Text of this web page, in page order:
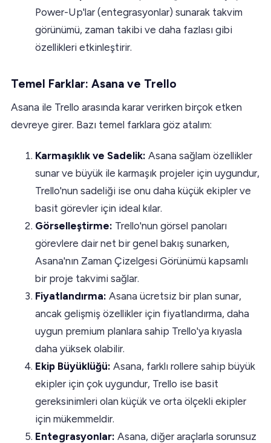
Power-Up'lar (entegrasyonlar) sunarak takvim
görünümü, zaman takibi ve daha fazlası gibi
özellikleri etkinleştirir.
Temel Farklar: Asana ve Trello
Asana ile Trello arasında karar verirken birçok etken
devreye girer. Bazı temel farklara göz atalım:
Karmaşıklık ve Sadelik: Asana sağlam özellikler
sunar ve büyük ile karmaşık projeler için uygundur,
Trello'nun sadeliği ise onu daha küçük ekipler ve
basit görevler için ideal kılar.
Görselleştirme: Trello'nun görsel panoları
görevlere dair net bir genel bakış sunarken,
Asana'nın Zaman Çizelgesi Görünümü kapsamlı
bir proje takvimi sağlar.
Fiyatlandırma: Asana ücretsiz bir plan sunar,
ancak gelişmiş özellikler için fiyatlandırma, daha
uygun premium planlara sahip Trello'ya kıyasla
daha yüksek olabilir.
Ekip Büyüklüğü: Asana, farklı rollere sahip büyük
ekipler için çok uygundur, Trello ise basit
gereksinimleri olan küçük ve orta ölçekli ekipler
için mükemmeldir.
Entegrasyonlar: Asana, diğer araçlarla sorunsuz